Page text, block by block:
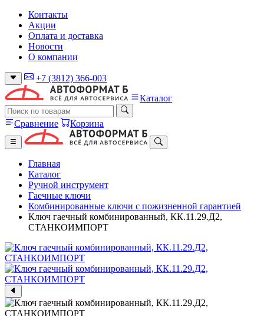
Контакты
Акции
Оплата и доставка
Новости
О компании
+7 (3812) 366-003
Каталог
Сравнение Корзина
Главная
Каталог
Ручной инструмент
Гаечные ключи
Комбинированные ключи с пожизненной гарантией
Ключ гаечный комбинированный, КК.11.29.Д2,
СТАНКОИМПОРТ